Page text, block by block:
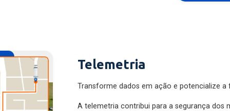
Telemetria
Transforme dados em ação e potencialize a
A telemetria contribui para a segurança dos